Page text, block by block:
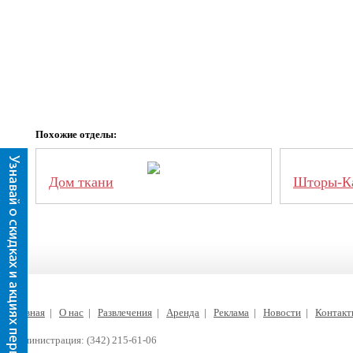
Похожие отделы:
Дом ткани Шторы-
Администрация: (342) 215-61-06
Главная | О нас | Развлечения | Аренда | Реклама | Новости |